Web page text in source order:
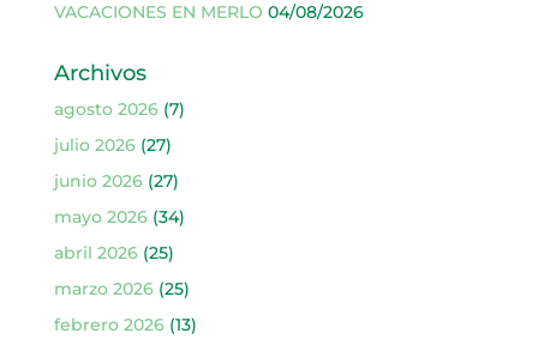
VACACIONES EN MERLO 04/08/2026
Archivos
agosto 2026(7)
julio 2026(27)
junio 2026(27)
mayo 2026(34)
abril 2026(25)
marzo 2026(25)
febrero 2026(13)